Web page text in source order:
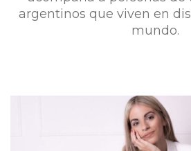
argentinos que viven en
mundo.